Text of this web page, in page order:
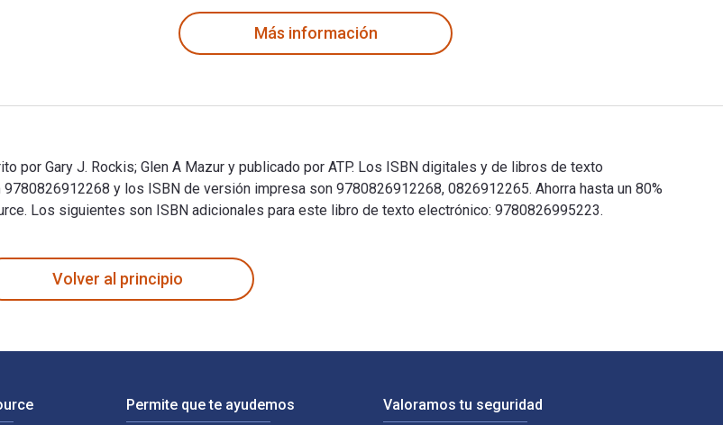
Más información
por Gary J. Rockis; Glen A Mazur y publicado por ATP. Los ISBN digitales y de libros de texto
y los ISBN de versión impresa son 9780826912268, 0826912265. Ahorra hasta un 80%
Los siguientes son ISBN adicionales para este libro de texto electrónico: 9780826995223.
Volver al principio
Permite que te ayudemos Valoramos tu seguridad